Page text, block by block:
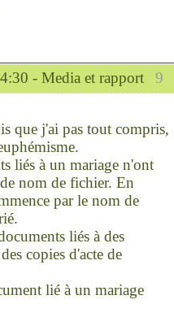
9
- Media et rapport
que j'ai pas tout compris,
liés à un mariage n'ont
nom de fichier. En
par le nom de
liés à des
copies d'acte de
lié à un mariage